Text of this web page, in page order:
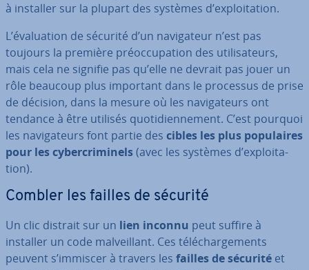
à installer sur la plupart des systèmes d’ex­ploi­ta­tion.
L’éva­lua­tion de sécurité d’un na­vi­ga­teur n’est pas
toujours la première préoc­cu­pa­tion des uti­li­sa­teurs,
mais cela ne signifie pas qu’elle ne devrait pas jouer un
rôle beaucoup plus important dans le processus de prise
de décision, dans la mesure où les na­vi­ga­teurs ont
tendance à être utilisés quo­ti­dien­ne­ment. C’est pourquoi
les na­vi­ga­teurs font partie des cibles les plus po­pu­laires
pour les cy­ber­cri­mi­nels(avec les systèmes d’ex­ploi­ta­
tion).
Combler les failles de sécurité
Un clic distrait sur un lien inconnu peut suffire à
installer un code mal­veil­lant. Ces té­lé­char­ge­ments
peuvent s’immiscer à travers les failles de sécurité et